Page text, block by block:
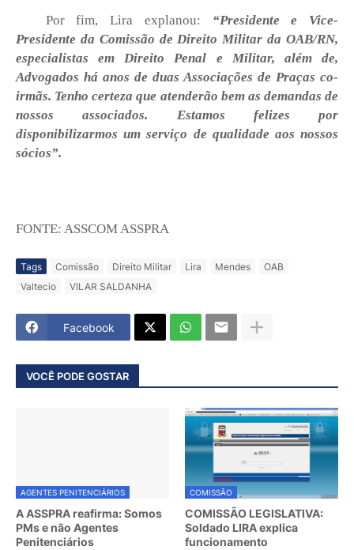
Por fim, Lira explanou: “Presidente e Vice-
Presidente da Comissão de Direito Militar da OAB/RN,
especialistas em Direito Penal e Militar, além de,
Advogados há anos de duas Associações de Praças co-
irmãs. Tenho certeza que atenderão bem as demandas de
nossos associados. Estamos felizes por
disponibilizarmos um serviço de qualidade aos nossos
sócios”.
FONTE: ASSCOM ASSPRA
Tags Comissão Direito Militar Lira Mendes
OAB
Valtecio
VILAR SALDANHA
Facebook
VOCÊ PODE GOSTAR
AGENTES PENITENCIÁRIOS
A ASSPRA reafirma: Somos
PMs e não Agentes
Penitenciários
COMISSÃO
COMISSÃO LEGISLATIVA:
Soldado LIRA explica
funcionamento